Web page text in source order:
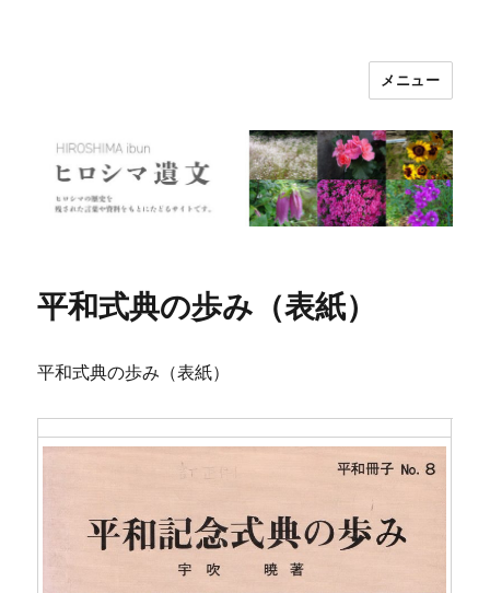
メニュー
平和式典の歩み（表紙）
平和式典の歩み（表紙）